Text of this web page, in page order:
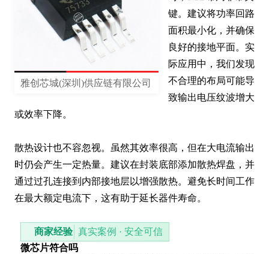
雅创芯城(深圳)供应链有限公司
键。建议将功率回路
面积最小化，并确保
良好的接地平面。实
际应用中，我们发现
不合理的布局可能导
致输出电压纹波增大
或效率下降。
散热设计也不容忽视。虽然其效率很高，但在大电流输出
时仍会产生一定热量。建议在封装底部添加散热焊盘，并
通过过孔连接到内部接地层以增强散热。避免长时间工作
在最大额定电流下，这有助于延长器件寿命。
商家经验 真实案例 · 安全可信
微芯片符合吗